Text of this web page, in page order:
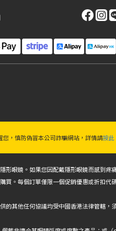
您，慎防偽冒本公司詐騙網站，詳情請按此
眼鏡。如果您因配戴隱形眼鏡而感到
買。每個訂單僅限一個促銷優惠或折扣代
的其他任何協議均受中國香港法律管轄，